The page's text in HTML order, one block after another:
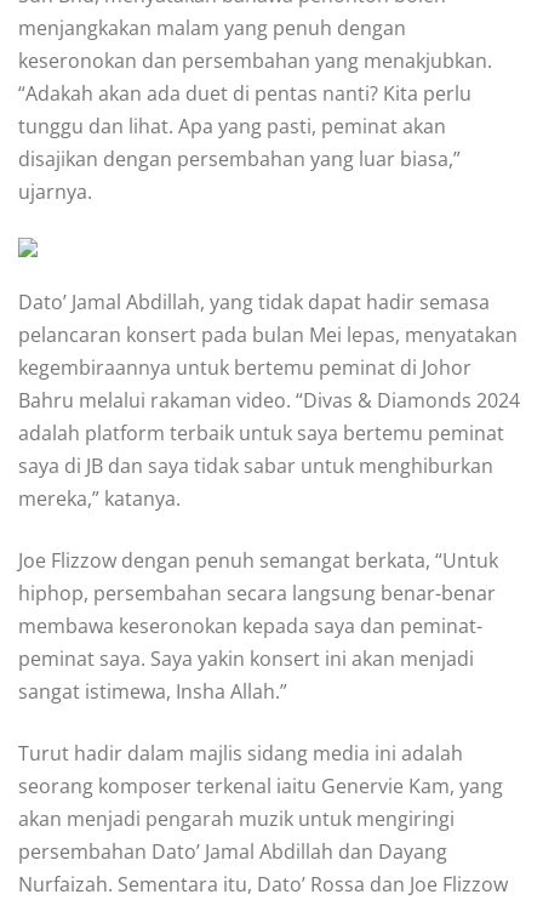
menjangkakan malam yang penuh dengan
keseronokan dan persembahan yang menakjubkan.
“Adakah akan ada duet di pentas nanti? Kita perlu
tunggu dan lihat. Apa yang pasti, peminat akan
disajikan dengan persembahan yang luar biasa,”
ujarnya.
Dato’ Jamal Abdillah, yang tidak dapat hadir semasa
pelancaran konsert pada bulan Mei lepas, menyatakan
kegembiraannya untuk bertemu peminat di Johor
Bahru melalui rakaman video. “Divas & Diamonds 2024
adalah platform terbaik untuk saya bertemu peminat
saya di JB dan saya tidak sabar untuk menghiburkan
mereka,” katanya.
Joe Flizzow dengan penuh semangat berkata, “Untuk
hiphop, persembahan secara langsung benar-benar
membawa keseronokan kepada saya dan peminat-
peminat saya. Saya yakin konsert ini akan menjadi
sangat istimewa, Insha Allah.”
Turut hadir dalam majlis sidang media ini adalah
seorang komposer terkenal iaitu Genervie Kam, yang
akan menjadi pengarah muzik untuk mengiringi
persembahan Dato’ Jamal Abdillah dan Dayang
Nurfaizah. Sementara itu, Dato’ Rossa dan Joe Flizzow